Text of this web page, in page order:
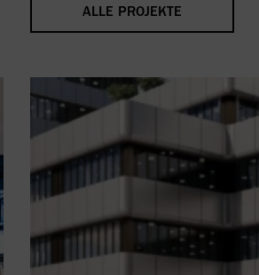
ALLE PROJEKTE